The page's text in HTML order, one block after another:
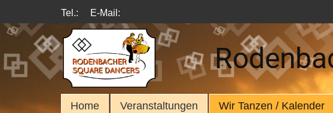
Tel.: E-Mail:
Home Veranstaltungen Wir Tanzen / Kalender